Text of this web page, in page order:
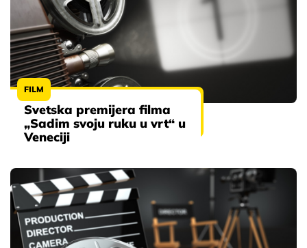
FILM
Svetska premijera filma
„Sadim svoju ruku u vrt“ u
Veneciji